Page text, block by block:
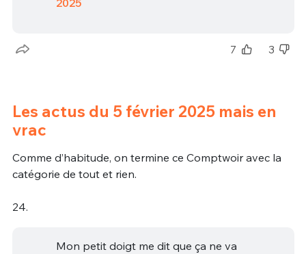
2025
7 3
Les actus du 5 février 2025 mais en
vrac
Comme d’habitude, on termine ce Comptwoir avec la
catégorie de tout et rien.
24.
Mon petit doigt me dit que ça ne va